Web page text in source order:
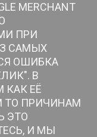
MERCHANT
ПРИ
САМЫХ
ОШИБКА
В
КАК ЕЁ
ТО ПРИЧИНАМ
ЭТО
И МЫ